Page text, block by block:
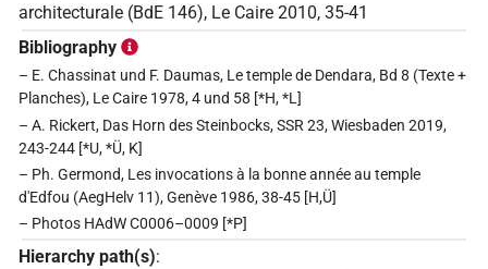
architecturale (BdE 146), Le Caire 2010, 35-41
Bibliography
– E. Chassinat und F. Daumas, Le temple de Dendara, Bd 8 (Texte +
Planches), Le Caire 1978, 4 und 58 [*H, *L]
– A. Rickert, Das Horn des Steinbocks, SSR 23, Wiesbaden 2019,
243-244 [*U, *Ü, K]
– Ph. Germond, Les invocations à la bonne année au temple
d'Edfou (AegHelv 11), Genève 1986, 38-45 [H,Ü]
– Photos HAdW C0006–0009 [*P]
Hierarchy path(s):